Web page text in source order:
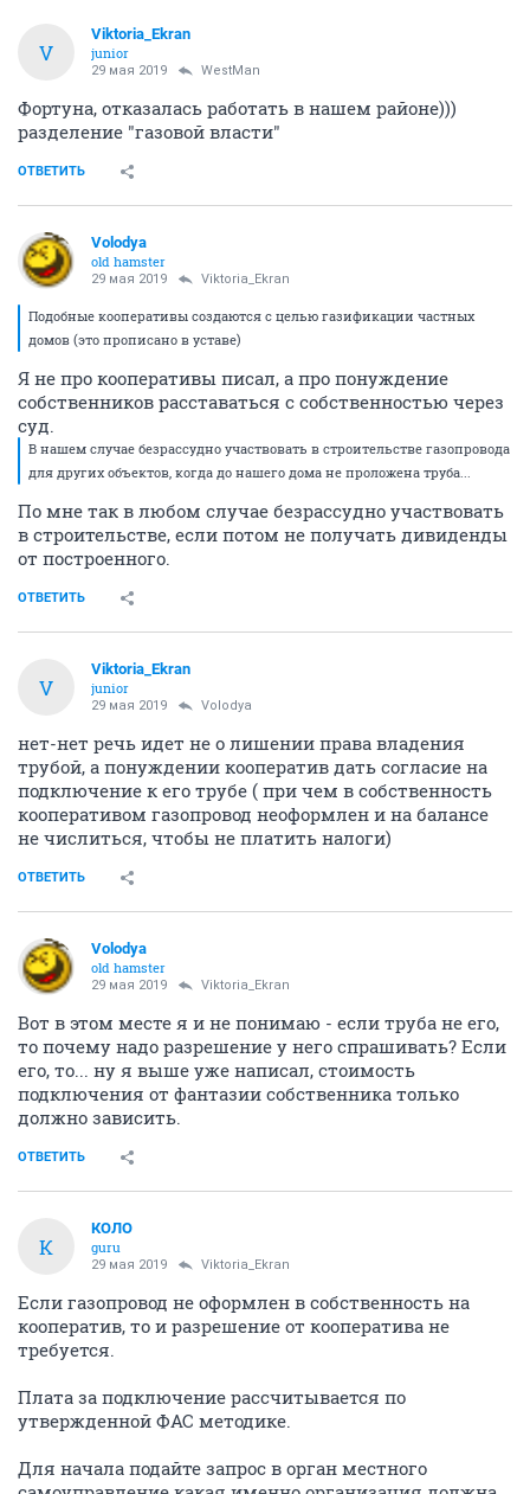
V
Viktoria_Ekran
junior
29 мая 2019 WestMan
Фортуна, отказалась работать в нашем районе)))
разделение "газовой власти"
ОТВЕТИТЬ
Volodya
old hamster
29 мая 2019 Viktoria_Ekran
Подобные кооперативы создаются с целью газификации частных
домов (это прописано в уставе)
Я не про кооперативы писал, а про понуждение
собственников расставаться с собственностью через
суд.
В нашем случае безрассудно участвовать в строительстве газопровода
для других объектов, когда до нашего дома не проложена труба...
По мне так в любом случае безрассудно участвовать
в строительстве, если потом не получать дивиденды
от построенного.
ОТВЕТИТЬ
V
Viktoria_Ekran
junior
29 мая 2019 Volodya
нет-нет речь идет не о лишении права владения
трубой, а понуждении кооператив дать согласие на
подключение к его трубе ( при чем в собственность
кооперативом газопровод неоформлен и на балансе
не числиться, чтобы не платить налоги)
ОТВЕТИТЬ
Volodya
old hamster
29 мая 2019 Viktoria_Ekran
Вот в этом месте я и не понимаю - если труба не его,
то почему надо разрешение у него спрашивать? Если
его, то... ну я выше уже написал, стоимость
подключения от фантазии собственника только
должно зависить.
ОТВЕТИТЬ
К
КОЛО
guru
29 мая 2019 Viktoria_Ekran
Если газопровод не оформлен в собственность на
кооператив, то и разрешение от кооператива не
требуется.
Плата за подключение рассчитывается по
утвержденной ФАС методике.
Для начала подайте запрос в орган местного